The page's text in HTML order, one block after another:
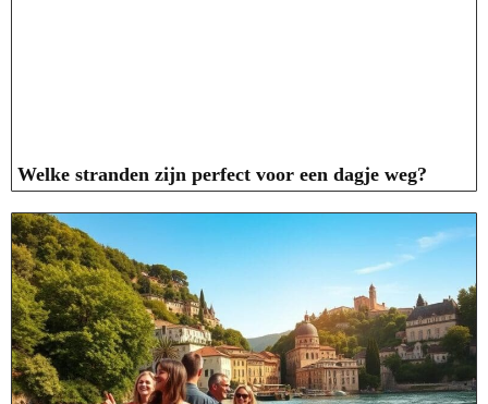
Welke stranden zijn perfect voor een dagje weg?